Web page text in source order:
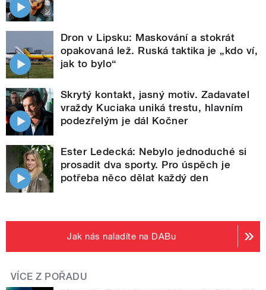
Dron v Lipsku: Maskování a stokrát
opakovaná lež. Ruská taktika je „kdo ví,
jak to bylo“
Skrytý kontakt, jasný motiv. Zadavatel
vraždy Kuciaka uniká trestu, hlavním
podezřelým je dál Kočner
Ester Ledecká: Nebylo jednoduché si
prosadit dva sporty. Pro úspěch je
potřeba něco dělat každý den
Jak nás naladíte na DABu
VÍCE Z POŘADU